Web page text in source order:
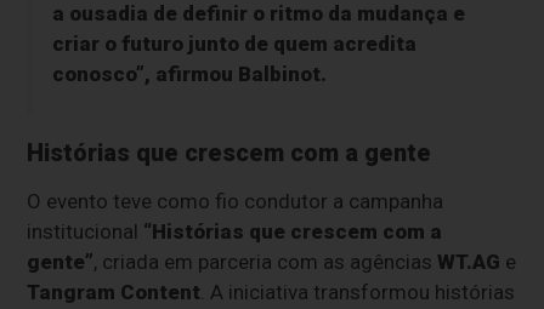
a ousadia de definir o ritmo da mudança e
criar o futuro junto de quem acredita
conosco”, afirmou Balbinot.
Histórias que crescem com a gente
O evento teve como fio condutor a campanha
institucional “Histórias que crescem com a
gente”, criada em parceria com as agênciasWT.AG e
Tangram Content. A iniciativa transformou histórias